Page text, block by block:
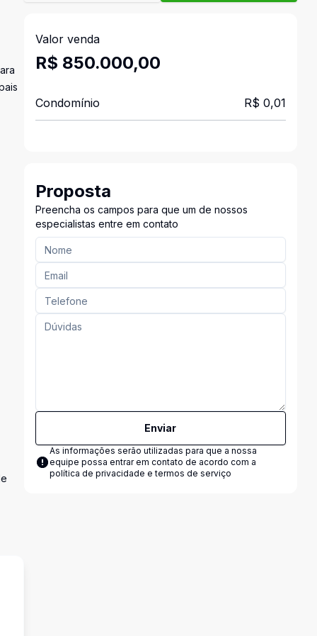
Valor venda
R$ 850.000,00
Condomínio R$ 0,01
Proposta
Preencha os campos para que um de nossos
especialistas entre em contato
Enviar
As informações serão utilizadas para que a nossa
equipe possa entrar em contato de acordo com a
política de privacidade e termos de serviço